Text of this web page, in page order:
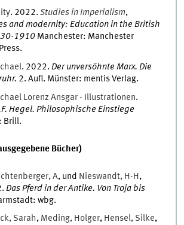
. 2022.Studies in Imperialism,
and modernity: Education in the British
1910 Manchester: Manchester
.
. 2022.Der unversöhnte Marx. Die
2.Aufl. Münster: mentis Verlag.
Lorenz Ansgar - Illustrationen.
Hegel. Philosophische Einstiege
: Brill.
Bücher)
,A, und Nieswandt, H-H,
.Das Pferd in der Antike. Von Troja bis
:wbg.
, Sarah, Meding, Holger, Hensel, Silke,